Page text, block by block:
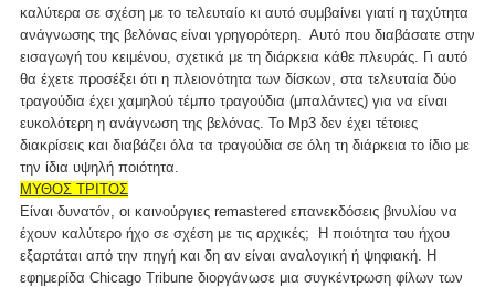
καλύτερα σε σχέση με το τελευταίο κι αυτό συμβαίνει γιατί η ταχύτητα
ανάγνωσης της βελόνας είναι γρηγορότερη. Αυτό που διαβάσατε στην
εισαγωγή του κειμένου, σχετικά με τη διάρκεια κάθε πλευράς. Γι αυτό
θα έχετε προσέξει ότι η πλειονότητα των δίσκων, στα τελευταία δύο
τραγούδια έχει χαμηλού τέμπο τραγούδια (μπαλάντες) για να είναι
ευκολότερη η ανάγνωση της βελόνας. Το Mp3 δεν έχει τέτοιες
διακρίσεις και διαβάζει όλα τα τραγούδια σε όλη τη διάρκεια το ίδιο με
την ίδια υψηλή ποιότητα.
ΜΥΘΟΣ ΤΡΙΤΟΣ
Είναι δυνατόν, οι καινούργιες remastered επανεκδόσεις βινυλίου να
έχουν καλύτερο ήχο σε σχέση με τις αρχικές; H ποιότητα του ήχου
εξαρτάται από την πηγή και δη αν είναι αναλογική ή ψηφιακή. Η
εφημερίδα Chicago Tribune διοργάνωσε μια συγκέντρωση φίλων των